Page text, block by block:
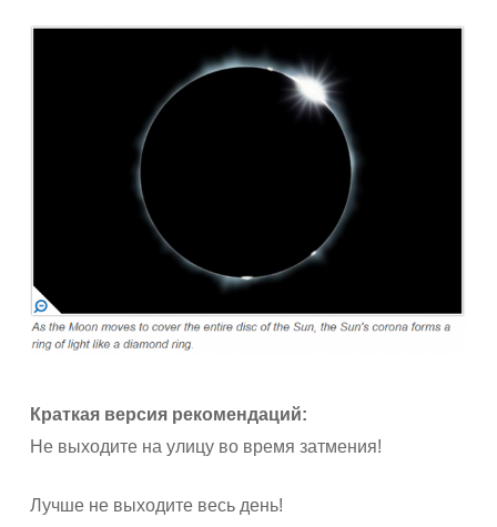
Краткая версия рекомендаций:
Не выходите на улицу во время затмения!
Лучше не выходите весь день!